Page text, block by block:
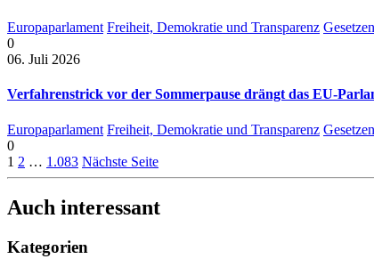
Europaparlament Freiheit, Demokratie und Transparenz
0
06. Juli 2026
Verfahrenstrick vor der Sommerpause drängt das EU-
Europaparlament Freiheit, Demokratie und Transparenz
0
1 2 … 1.083 Nächste Seite
Auch interessant
Kategorien